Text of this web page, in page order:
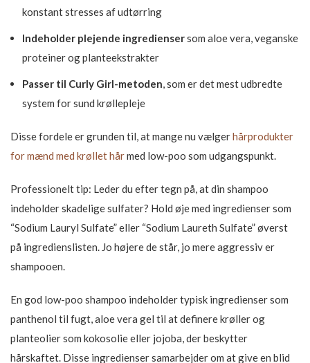
konstant stresses af udtørring
Indeholder plejende ingrediensersom aloe vera, veganske
proteiner og planteekstrakter
Passer til Curly Girl-metoden, som er det mest udbredte
system for sund krøllepleje
Disse fordele er grunden til, at mange nu vælgerhårprodukter
for mænd med krøllet hårmed low-poo som udgangspunkt.
Professionelt tip: Leder du efter tegn på, at din shampoo
indeholder skadelige sulfater? Hold øje med ingredienser som
“Sodium Lauryl Sulfate” eller “Sodium Laureth Sulfate” øverst
på ingredienslisten. Jo højere de står, jo mere aggressiv er
shampooen.
En god low-poo shampoo indeholder typisk ingredienser som
panthenol til fugt, aloe vera gel til at definere krøller og
planteolier som kokosolie eller jojoba, der beskytter
hårskaftet. Disse ingredienser samarbejder om at give en blid